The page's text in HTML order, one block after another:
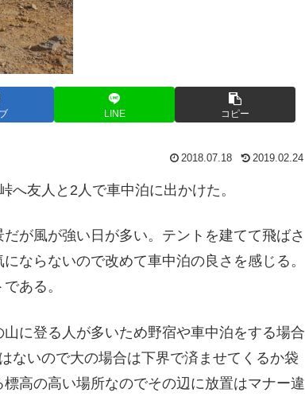
LINE コピー
2018.07.18 2019.02.24
へ友人と2人で車中泊に出かけた。
が風が強い日が多い。テントを建てて飛ばさ
ならないので改めて車中泊の良さを感じる。
ある。
に登る人が多いため野宿や車中泊をする場合
ないので大の場合は下界で済ませてくるか袋
高の高い場所なのでその辺に放置はマナー違